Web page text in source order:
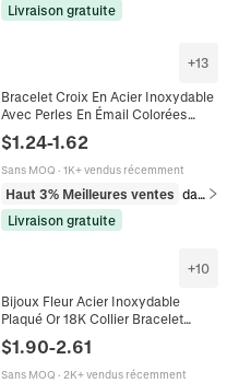
Livraison gratuite
+13
Bracelet Croix En Acier Inoxydable
Avec Perles En Émail Colorées
Femmes Ajustable
$1.24-1.62
Sans MOQ · 1K+ vendus récemment
Haut 3% Meilleures ventes
Livraison gratuite
+10
Bijoux Fleur Acier Inoxydable
Plaqué Or 18K Collier Bracelet
Chevillère Perles Colorées Doux
Élégant Pour Femmes
$1.90-2.61
Sans MOQ · 2K+ vendus récemment